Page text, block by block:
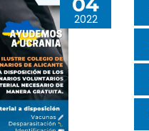
2022